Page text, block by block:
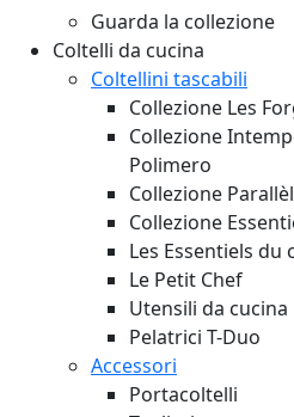
Guarda la collezione
Coltelli da cucina
Coltellini tascabili
Collezione Les
Collezione
Polimero
Collezione
Collezione
Les Essentiels du
Le Petit Chef
Utensili da
Pelatrici T-Duo
Accessori
Portacoltelli